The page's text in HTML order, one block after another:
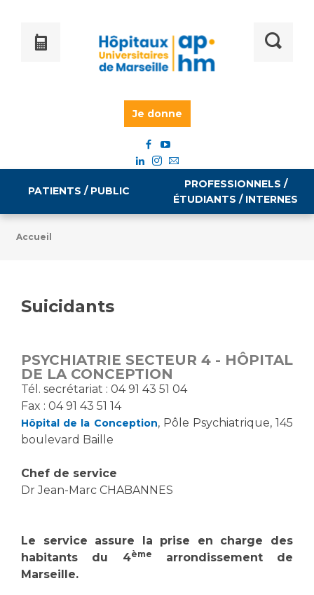
Je donne
PATIENTS / PUBLIC
Tarifs
Vous allez être hospitalisé(e)
Vous avez un examen d'imagerie ou de radiologie
à réaliser
Vous avez une analyse à réaliser
Vous venez en consultation
myaphm, votre espace santé en ligne
Infos COVID-19
Culture à l'hôpital
Laïcité et cultes
PROFESSIONNELS /
ÉTUDIANTS / INTERNES
Emploi / formation
Emplois administratifs
Emplois médicaux
Espace Formation
Étudiants hospitaliers
Emplois techniques et médico-techniques
Emplois socio-éducatifs
Chercheurs
Accueil
Suicidants
PSYCHIATRIE SECTEUR 4 - HÔPITAL
DE LA CONCEPTION
​Tél. secrétariat : 04 91 43 51 04
Fax : 04 91 43 51 14
Hôpital de la Conception, Pôle Psychiatrique, 145
boulevard Baille
Chef de service
Dr Jean-Marc CHABANNES
Le service assure la prise en charge des
habitants du 4ème
arrondissement de
Marseille.